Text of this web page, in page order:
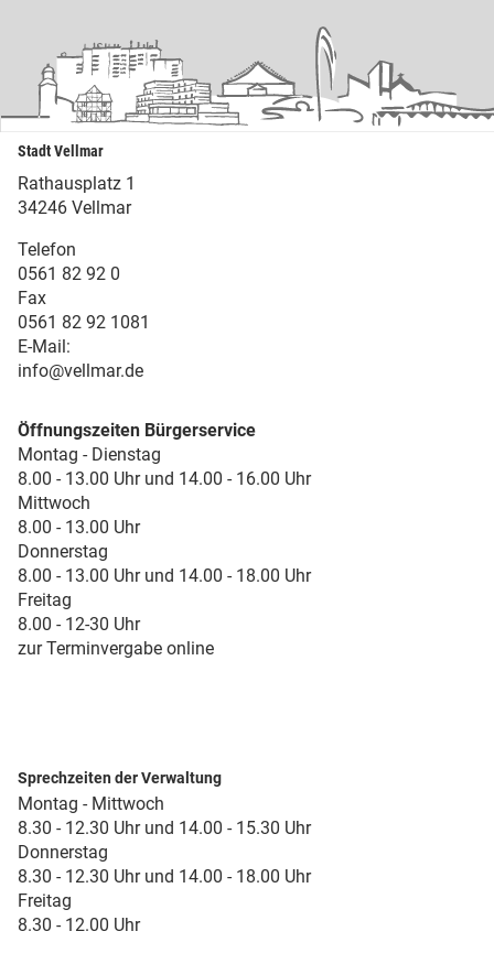
Stadt Vellmar
Rathausplatz 1
34246 Vellmar
Telefon
0561 82 92 0
Fax
0561 82 92 1081
E-Mail:
info@vellmar.de
Öffnungszeiten Bürgerservice
Montag - Dienstag
8.00 - 13.00 Uhr und 14.00 - 16.00 Uhr
Mittwoch
8.00 - 13.00 Uhr
Donnerstag
8.00 - 13.00 Uhr und 14.00 - 18.00 Uhr
Freitag
8.00 - 12-30 Uhr
zur Terminvergabe online
Sprechzeiten der Verwaltung
Montag - Mittwoch
8.30 - 12.30 Uhr und 14.00 - 15.30 Uhr
Donnerstag
8.30 - 12.30 Uhr und 14.00 - 18.00 Uhr
Freitag
8.30 - 12.00 Uhr